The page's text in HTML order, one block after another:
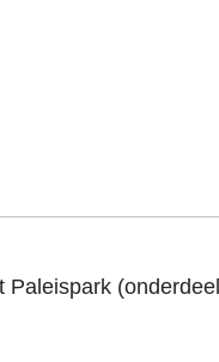
Paleispark (onderdeel